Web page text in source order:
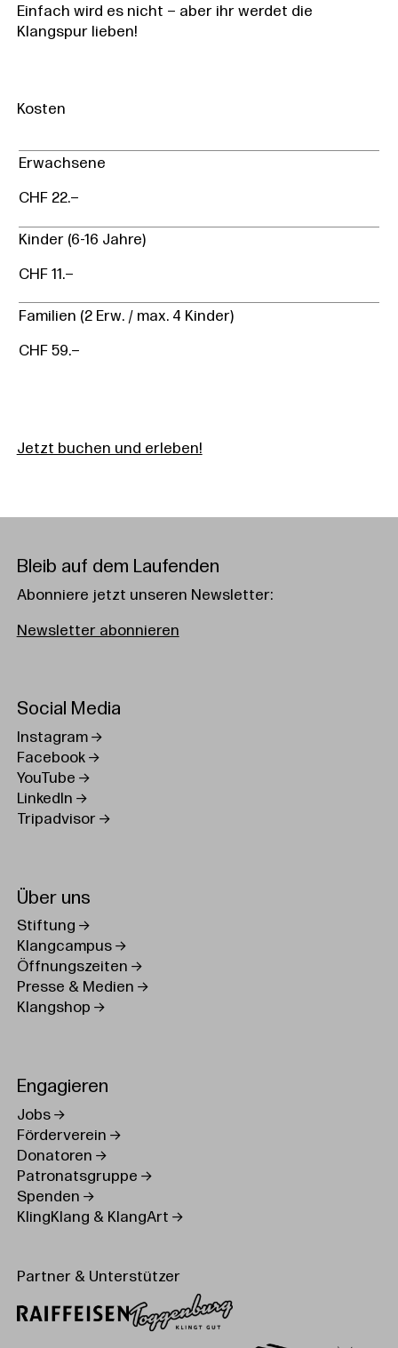
Einfach wird es nicht – aber ihr werdet die
Klangspur lieben!
Kosten
Erwachsene
CHF 22.–
Kinder (6-16 Jahre)
CHF 11.–
Familien (2 Erw. / max. 4 Kinder)
CHF 59.–
Jetzt buchen und erleben!
Bleib auf dem Laufenden
Abonniere jetzt unseren Newsletter:
Newsletter abonnieren
Social Media
Instagram
Facebook
YouTube
LinkedIn
Tripadvisor
Über uns
Stiftung
Klangcampus
Öffnungszeiten
Presse & Medien
Klangshop
Engagieren
Jobs
Förderverein
Donatoren
Patronatsgruppe
Spenden
KlingKlang & KlangArt
Partner & Unterstützer